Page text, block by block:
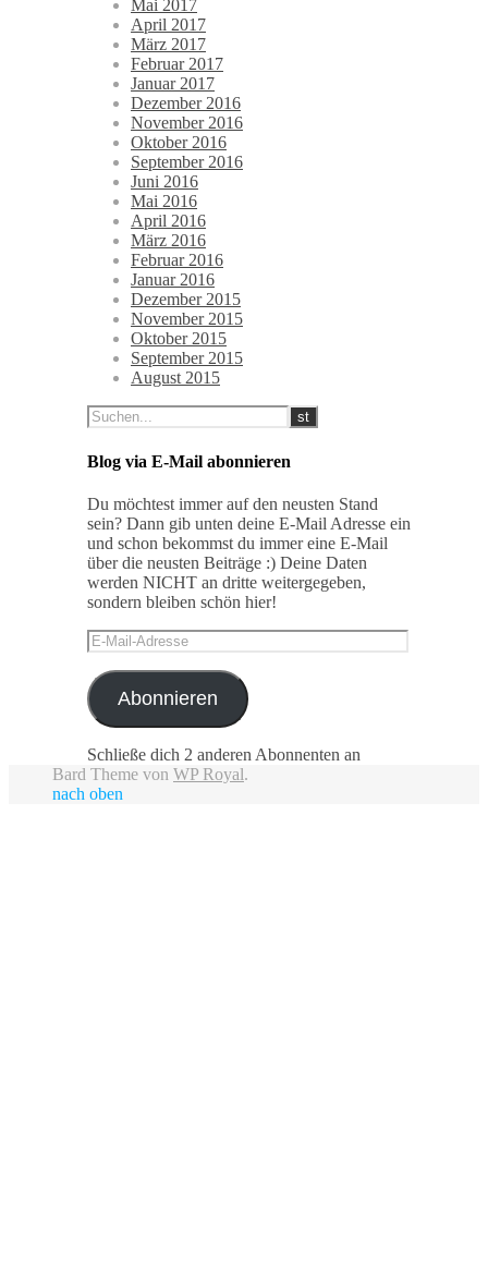
Mai 2017
April 2017
März 2017
Februar 2017
Januar 2017
Dezember 2016
November 2016
Oktober 2016
September 2016
Juni 2016
Mai 2016
April 2016
März 2016
Februar 2016
Januar 2016
Dezember 2015
November 2015
Oktober 2015
September 2015
August 2015
Blog via E-Mail abonnieren
Du möchtest immer auf den neusten Stand
sein? Dann gib unten deine E-Mail Adresse ein
und schon bekommst du immer eine E-Mail
über die neusten Beiträge :) Deine Daten
werden NICHT an dritte weitergegeben,
sondern bleiben schön hier!
E-
Mail-
Adresse
Abonnieren
Schließe dich 2 anderen Abonnenten an
Bard Theme von WP Royal.
nach oben